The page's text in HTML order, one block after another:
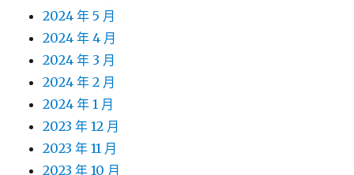
2024 年 5 月
2024 年 4 月
2024 年 3 月
2024 年 2 月
2024 年 1 月
2023 年 12 月
2023 年 11 月
2023 年 10 月